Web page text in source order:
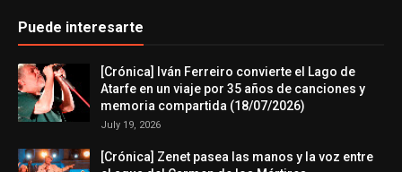
Puede interesarte
[Crónica] Iván Ferreiro convierte el Lago de
Atarfe en un viaje por 35 años de canciones y
memoria compartida (18/07/2026)
July 19, 2026
[Crónica] Zenet pasea las manos y la voz entre